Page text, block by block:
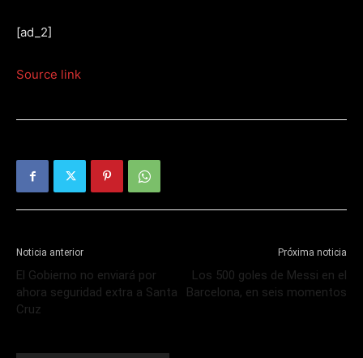
[ad_2]
Source link
Noticia anterior
El Gobierno no enviará por
ahora seguridad extra a Santa
Cruz
Próxima noticia
Los 500 goles de Messi en el
Barcelona, en seis momentos